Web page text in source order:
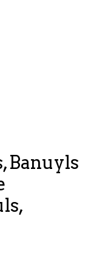
Banuyls